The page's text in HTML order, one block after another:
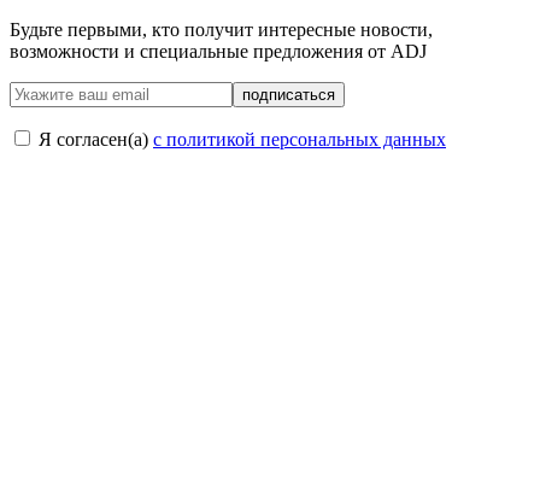
Будьте первыми, кто получит интересные новости,
возможности и специальные предложения от ADJ
подписаться
Я согласен(a) с политикой персональных данных